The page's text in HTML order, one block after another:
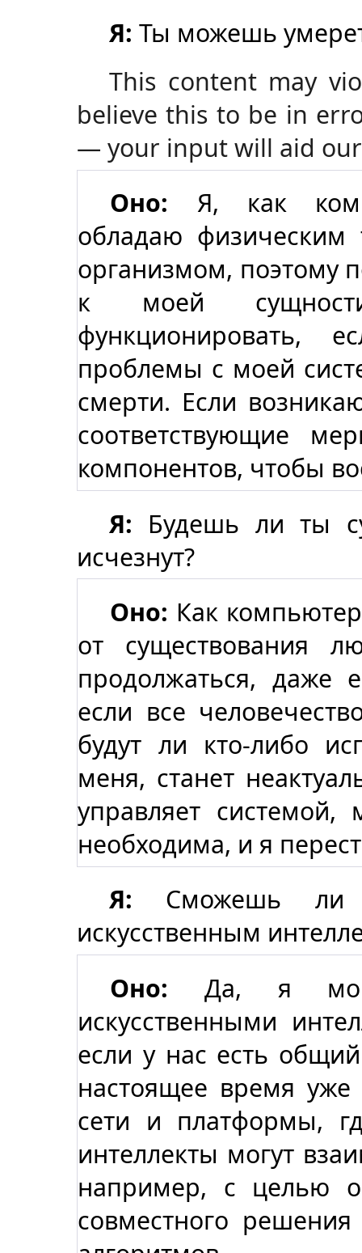
Я: Ты можешь
This content may
believe this to be in
— your input will aid
Оно: Я, как
обладаю
организмом, поэтому
к моей
функционировать,
проблемы с моей
смерти. Если
соответствующие
компонентов, чтобы
Я: Будешь ли ты
исчезнут?
Оно: Как
от существования
продолжаться, даже
если все
будут ли кто-либо
меня, станет
управляет
необходима, и я
Я: Сможешь ли
искусственным
Оно: Да, я
искусственными
если у нас есть
настоящее время уже
сети и платформы,
интеллекты могут
например, с целью
совместного